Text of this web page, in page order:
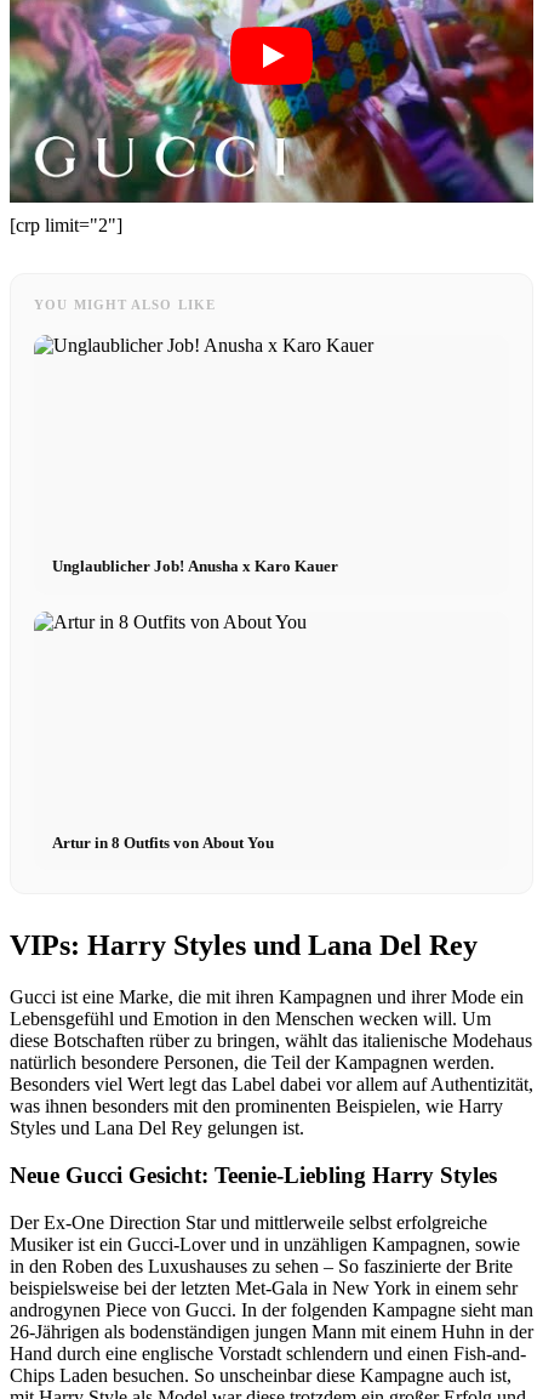
[crp limit="2"]
YOU MIGHT ALSO LIKE
Unglaublicher Job! Anusha x Karo Kauer
Artur in 8 Outfits von About You
VIPs: Harry Styles und Lana Del Rey
Gucci ist eine Marke, die mit ihren Kampagnen und ihrer Mode ein
Lebensgefühl und Emotion in den Menschen wecken will. Um
diese Botschaften rüber zu bringen, wählt das italienische Modehaus
natürlich besondere Personen, die Teil der Kampagnen werden.
Besonders viel Wert legt das Label dabei vor allem auf Authentizität,
was ihnen besonders mit den prominenten Beispielen, wie Harry
Styles und Lana Del Rey gelungen ist.
Neue Gucci Gesicht: Teenie-Liebling Harry Styles
Der Ex-One Direction Star und mittlerweile selbst erfolgreiche
Musiker ist ein Gucci-Lover und in unzähligen Kampagnen, sowie
in den Roben des Luxushauses zu sehen – So faszinierte der Brite
beispielsweise bei der letzten Met-Gala in New York in einem sehr
androgynen Piece von Gucci. In der folgenden Kampagne sieht man
26-Jährigen als bodenständigen jungen Mann mit einem Huhn in der
Hand durch eine englische Vorstadt schlendern und einen Fish-and-
Chips Laden besuchen. So unscheinbar diese Kampagne auch ist,